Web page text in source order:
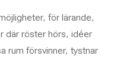
för lärande,
där röster hörs, idéer
rum försvinner, tystnar